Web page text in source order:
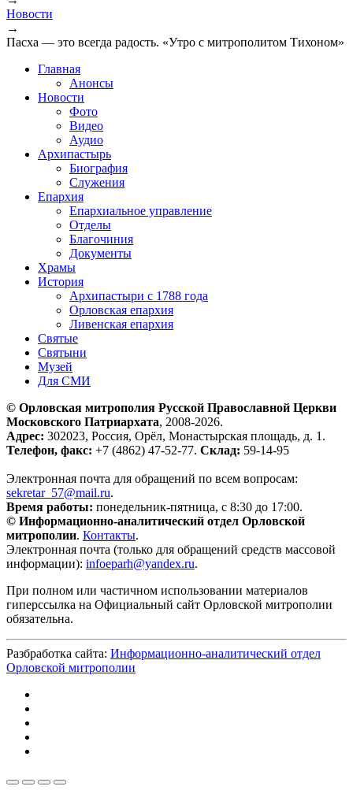
Новости
→
Пасха — это всегда радость. «Утро с митрополитом Тихоном»
Главная
Анонсы
Новости
Фото
Видео
Аудио
Архипастырь
Биография
Служения
Епархия
Епархиальное управление
Отделы
Благочиния
Документы
Храмы
История
Архипастыри с 1788 года
Орловская епархия
Ливенская епархия
Святые
Святыни
Музей
Для СМИ
© Орловская митрополия Русской Православной Церкви
Московского Патриархата, 2008-2026.
Адрес: 302023, Россия, Орёл, Монастырская площадь, д. 1.
Телефон, факс: +7 (4862) 47-52-77. Склад: 59-14-95
Электронная почта для обращений по всем вопросам:
sekretar_57@mail.ru.
Время работы: понедельник-пятница, с 8:30 до 17:00.
© Информационно-аналитический отдел Орловской
митрополии. Контакты.
Электронная почта (только для обращений средств массовой
информации): infoeparh@yandex.ru.
При полном или частичном использовании материалов
гиперссылка на Официальный сайт Орловской митрополии
обязательна.
Разбработка сайта: Информационно-аналитический отдел
Орловской митрополии